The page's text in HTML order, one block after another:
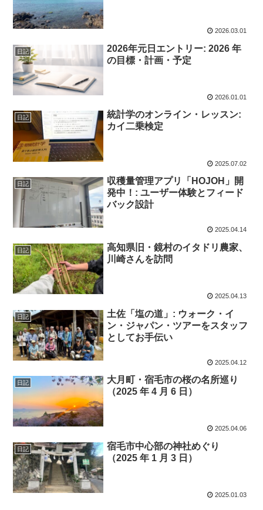
2026.03.01
日記
2026年元日エントリー: 2026 年
の目標・計画・予定
2026.01.01
日記
統計学のオンライン・レッスン:
カイ二乗検定
2025.07.02
日記
収穫量管理アプリ「HOJOH」開
発中！: ユーザー体験とフィード
バック設計
2025.04.14
日記
高知県旧・鏡村のイタドリ農家、
川崎さんを訪問
2025.04.13
日記
土佐「塩の道」: ウォーク・イ
ン・ジャパン・ツアーをスタッフ
としてお手伝い
2025.04.12
日記
大月町・宿毛市の桜の名所巡り
（2025 年 4 月 6 日）
2025.04.06
日記
宿毛市中心部の神社めぐり
（2025 年 1 月 3 日）
2025.01.03